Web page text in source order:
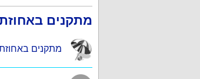
מתקנים
מתקנים